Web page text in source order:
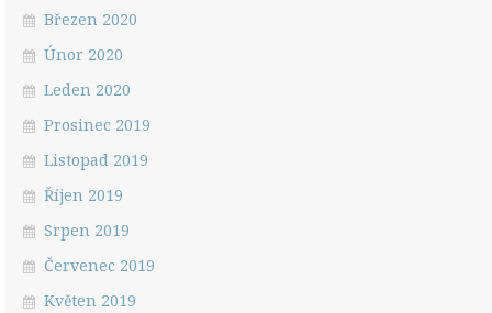
Březen 2020
Únor 2020
Leden 2020
Prosinec 2019
Listopad 2019
Říjen 2019
Srpen 2019
Červenec 2019
Květen 2019